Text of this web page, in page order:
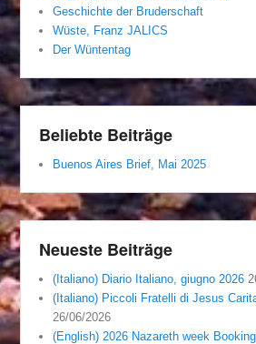
Geschichte der Bruderschaft
Wüste, Franz JALICS
Der Wüntentag
Beliebte Beiträge
Buenos Aires Brief, Mai 2025
Neueste Beiträge
(Italiano) Diario Italiano, giugno 2026
(Italiano) Piccoli Fratelli di Jesus
26/06/2026
(English) 2026 Nazareth week